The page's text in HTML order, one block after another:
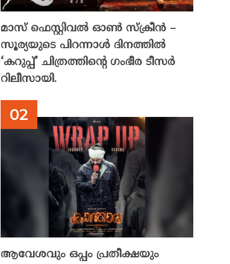
മാസ് ഫെസ്റ്റിവൽ ഓൺ സ്‌ക്രീൻ –
സൂര്യയുടെ പിറന്നാൾ ദിനത്തിൽ
‘കറുപ്പ്’ ചിത്രത്തിന്റെ ഗംഭീര ടീസർ
റിലീസായി.
ആവേശവും ഒപ്പം പ്രതീക്ഷയും